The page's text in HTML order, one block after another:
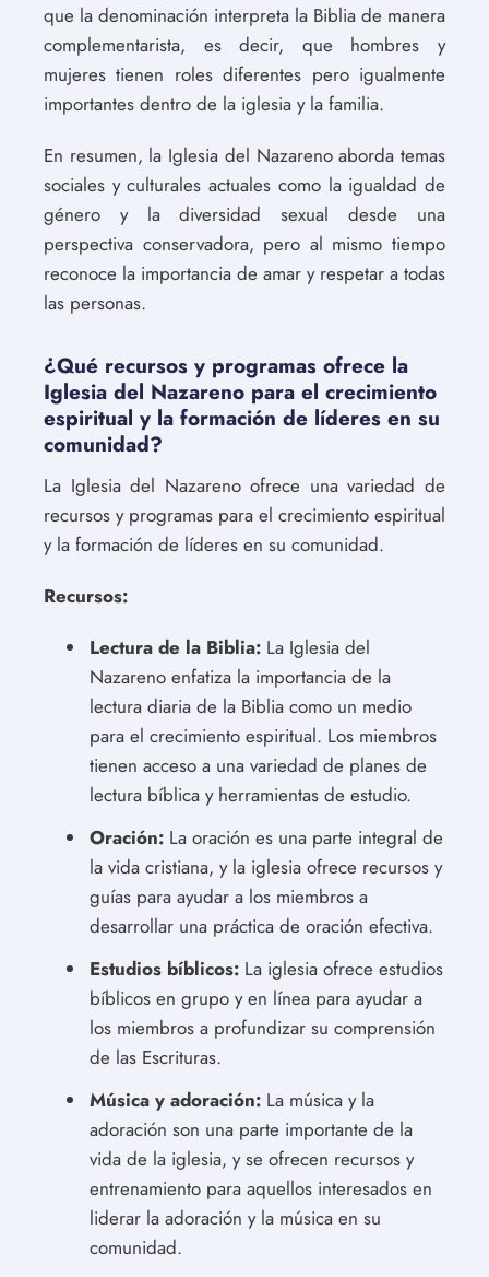
que la denominación interpreta la Biblia de manera
complementarista, es decir, que hombres y
mujeres tienen roles diferentes pero igualmente
importantes dentro de la iglesia y la familia.
En resumen, la Iglesia del Nazareno aborda temas
sociales y culturales actuales como la igualdad de
género y la diversidad sexual desde una
perspectiva conservadora, pero al mismo tiempo
reconoce la importancia de amar y respetar a todas
las personas.
¿Qué recursos y programas ofrece la
Iglesia del Nazareno para el crecimiento
espiritual y la formación de líderes en su
comunidad?
La Iglesia del Nazareno ofrece una variedad de
recursos y programas para el crecimiento espiritual
y la formación de líderes en su comunidad.
Recursos:
Lectura de la Biblia: La Iglesia del
Nazareno enfatiza la importancia de la
lectura diaria de la Biblia como un medio
para el crecimiento espiritual. Los miembros
tienen acceso a una variedad de planes de
lectura bíblica y herramientas de estudio.
Oración: La oración es una parte integral de
la vida cristiana, y la iglesia ofrece recursos y
guías para ayudar a los miembros a
desarrollar una práctica de oración efectiva.
Estudios bíblicos: La iglesia ofrece estudios
bíblicos en grupo y en línea para ayudar a
los miembros a profundizar su comprensión
de las Escrituras.
Música y adoración: La música y la
adoración son una parte importante de la
vida de la iglesia, y se ofrecen recursos y
entrenamiento para aquellos interesados en
liderar la adoración y la música en su
comunidad.